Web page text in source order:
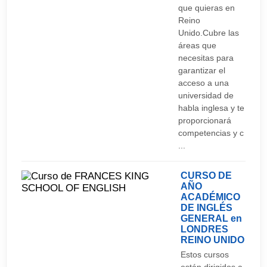
desear de una noche de magia en el escenario.
que quieras en
Reino
Unido.Cubre las
áreas que
necesitas para
garantizar el
acceso a una
universidad de
habla inglesa y te
proporcionará
competencias y c
CURSO DE
AÑO
ACADÉMICO
DE INGLÉS
GENERAL en
LONDRES
REINO UNIDO
Estos cursos